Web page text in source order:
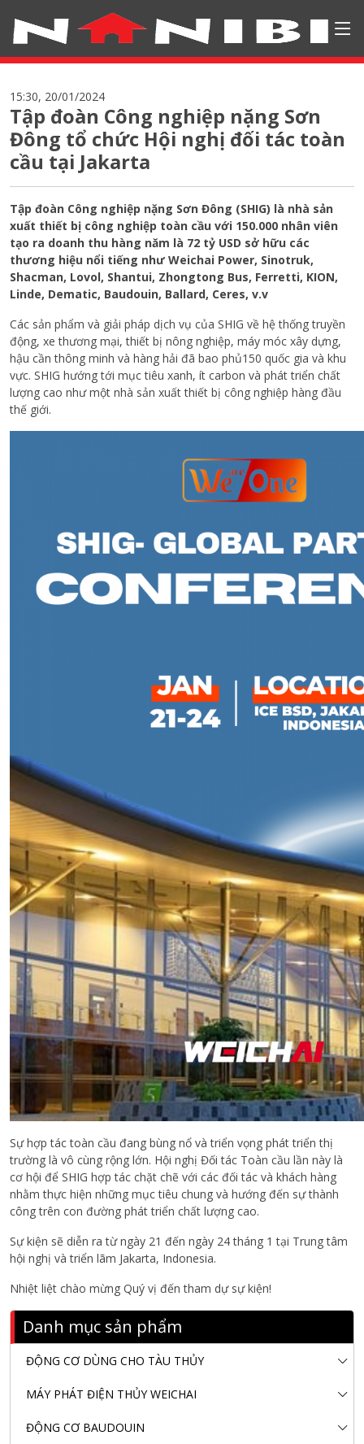
Danh mục sản phẩm
ĐỘNG CƠ DÙNG CHO TÀU THỦY
MÁY PHÁT ĐIỆN THỦY WEICHAI
ĐỘNG CƠ BAUDOUIN
15:30, 20/01/2024
Tập đoàn Công nghiệp nặng Sơn
Đông tổ chức Hội nghị đối tác toàn
cầu tại Jakarta
Tập đoàn Công nghiệp nặng Sơn Đông (SHIG) là nhà sản
xuất thiết bị công nghiệp toàn cầu với 150.000 nhân viên
tạo ra doanh thu hàng năm là 72 tỷ USD sở hữu các
thương hiệu nổi tiếng như Weichai Power, Sinotruk,
Shacman, Lovol, Shantui, Zhongtong Bus, Ferretti, KION,
Linde, Dematic, Baudouin, Ballard, Ceres, v.v
Các sản phẩm và giải pháp dịch vụ của SHIG về hệ thống truyền
động, xe thương mại, thiết bị nông nghiệp, máy móc xây dựng,
hậu cần thông minh và hàng hải đã bao phủ150 quốc gia và khu
vực. SHIG hướng tới mục tiêu xanh, ít carbon và phát triển chất
lượng cao như một nhà sản xuất thiết bị công nghiệp hàng đầu
thế giới.
Sự hợp tác toàn cầu đang bùng nổ và triển vọng phát triển thị
trường là vô cùng rộng lớn. Hội nghị Đối tác Toàn cầu lần này là
cơ hội để SHIG hợp tác chặt chẽ với các đối tác và khách hàng
nhằm thực hiện những mục tiêu chung và hướng đến sự thành
công trên con đường phát triển chất lượng cao.
Sự kiện sẽ diễn ra từ ngày 21 đến ngày 24 tháng 1 tại Trung tâm
hội nghị và triển lãm Jakarta, Indonesia.
Nhiệt liệt chào mừng Quý vị đến tham dự sự kiện!